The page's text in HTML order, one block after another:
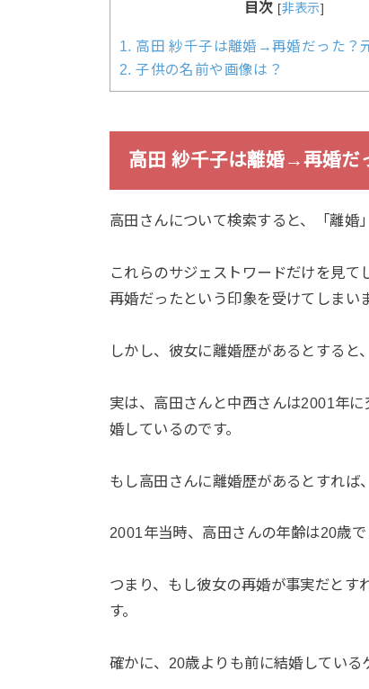
目次 [非表示]
1. 高田 紗千子は離婚→再婚だった？
2. 子供の名前や画像は？
高田 紗千子は離婚→再婚だ
高田さんについて検索すると、「離婚
これらのサジェストワードだけを見
再婚だったという印象を受けてしまいま
しかし、彼女に離婚歴があるとすると
実は、高田さんと中西さんは2001年
婚しているのです。
もし高田さんに離婚歴があるとすれば
2001年当時、高田さんの年齢は20歳で
つまり、もし彼女の再婚が事実だとす
す。
確かに、20歳よりも前に結婚している